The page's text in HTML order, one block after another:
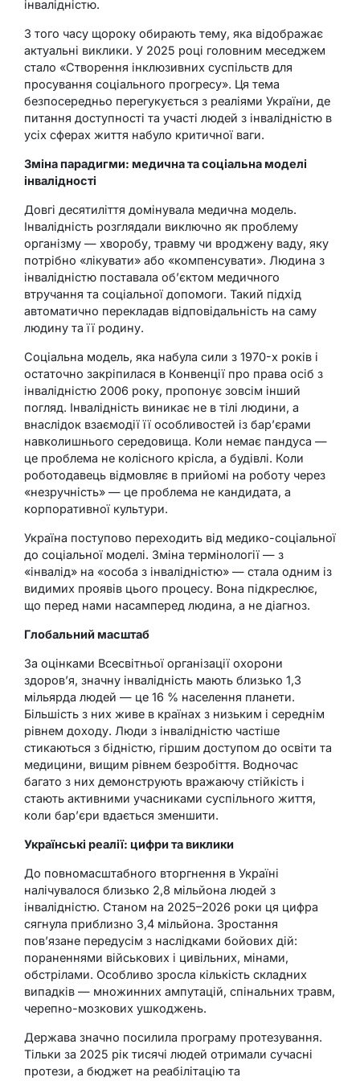
інвалідністю.
З того часу щороку обирають тему, яка відображає
актуальні виклики. У 2025 році головним меседжем
стало «Створення інклюзивних суспільств для
просування соціального прогресу». Ця тема
безпосередньо перегукується з реаліями України, де
питання доступності та участі людей з інвалідністю в
усіх сферах життя набуло критичної ваги.
Зміна парадигми: медична та соціальна моделі
інвалідності
Довгі десятиліття домінувала медична модель.
Інвалідність розглядали виключно як проблему
організму — хворобу, травму чи вроджену ваду, яку
потрібно «лікувати» або «компенсувати». Людина з
інвалідністю поставала об’єктом медичного
втручання та соціальної допомоги. Такий підхід
автоматично перекладав відповідальність на саму
людину та її родину.
Соціальна модель, яка набула сили з 1970-х років і
остаточно закріпилася в Конвенції про права осіб з
інвалідністю 2006 року, пропонує зовсім інший
погляд. Інвалідність виникає не в тілі людини, а
внаслідок взаємодії її особливостей із бар’єрами
навколишнього середовища. Коли немає пандуса —
це проблема не колісного крісла, а будівлі. Коли
роботодавець відмовляє в прийомі на роботу через
«незручність» — це проблема не кандидата, а
корпоративної культури.
Україна поступово переходить від медико-соціальної
до соціальної моделі. Зміна термінології — з
«інвалід» на «особа з інвалідністю» — стала одним із
видимих проявів цього процесу. Вона підкреслює,
що перед нами насамперед людина, а не діагноз.
Глобальний масштаб
За оцінками Всесвітньої організації охорони
здоров’я, значну інвалідність мають близько 1,3
мільярда людей — це 16 % населення планети.
Більшість з них живе в країнах з низьким і середнім
рівнем доходу. Люди з інвалідністю частіше
стикаються з бідністю, гіршим доступом до освіти та
медицини, вищим рівнем безробіття. Водночас
багато з них демонструють вражаючу стійкість і
стають активними учасниками суспільного життя,
коли бар’єри вдається зменшити.
Українські реалії: цифри та виклики
До повномасштабного вторгнення в Україні
налічувалося близько 2,8 мільйона людей з
інвалідністю. Станом на 2025–2026 роки ця цифра
сягнула приблизно 3,4 мільйона. Зростання
пов’язане передусім з наслідками бойових дій:
пораненнями військових і цивільних, мінами,
обстрілами. Особливо зросла кількість складних
випадків — множинних ампутацій, спінальних травм,
черепно-мозкових ушкоджень.
Держава значно посилила програму протезування.
Тільки за 2025 рік тисячі людей отримали сучасні
протези, а бюджет на реабілітацію та